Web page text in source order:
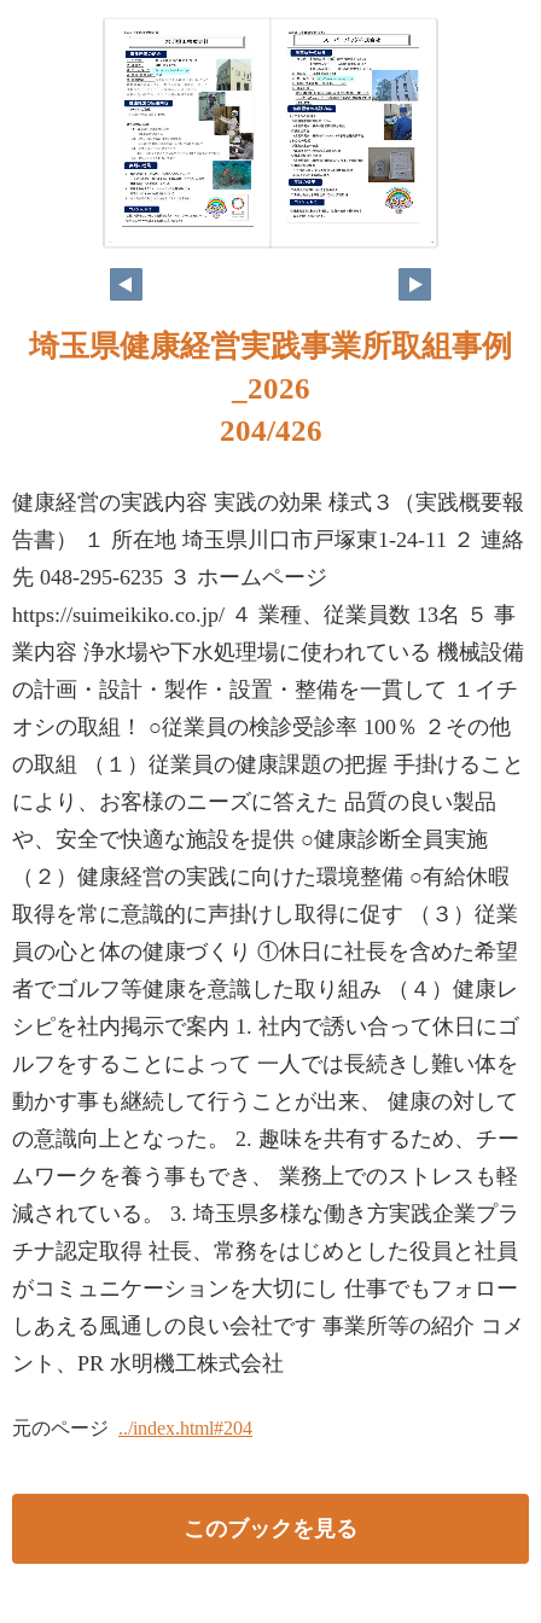
188 189
埼玉県健康経営実践事業所取組事例
_2026
204/426
健康経営の実践内容 実践の効果 様式３（実践概要報
告書） １ 所在地 埼玉県川口市戸塚東1-24-11 ２ 連絡
先 048-295-6235 ３ ホームページ
https://suimeikiko.co.jp/ ４ 業種、従業員数 13名 ５ 事
業内容 浄水場や下水処理場に使われている 機械設備
の計画・設計・製作・設置・整備を一貫して １イチ
オシの取組！ ○従業員の検診受診率 100％ ２その他
の取組 （１）従業員の健康課題の把握 手掛けること
により、お客様のニーズに答えた 品質の良い製品
や、安全で快適な施設を提供 ○健康診断全員実施
（２）健康経営の実践に向けた環境整備 ○有給休暇
取得を常に意識的に声掛けし取得に促す （３）従業
員の心と体の健康づくり ①休日に社長を含めた希望
者でゴルフ等健康を意識した取り組み （４）健康レ
シピを社内掲示で案内 1. 社内で誘い合って休日にゴ
ルフをすることによって 一人では長続きし難い体を
動かす事も継続して行うことが出来、 健康の対して
の意識向上となった。 2. 趣味を共有するため、チー
ムワークを養う事もでき、 業務上でのストレスも軽
減されている。 3. 埼玉県多様な働き方実践企業プラ
チナ認定取得 社長、常務をはじめとした役員と社員
がコミュニケーションを大切にし 仕事でもフォロー
しあえる風通しの良い会社です 事業所等の紹介 コメ
ント、PR 水明機工株式会社
元のページ ../index.html#204
このブックを見る